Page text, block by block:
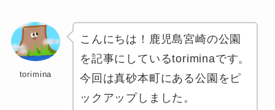
torimina
こんにちは！鹿児島宮崎の公園
を記事にしているtoriminaです。
今回は真砂本町にある公園をピ
ックアップしました。